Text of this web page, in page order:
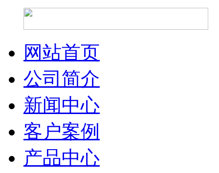
网站首页
公司简介
新闻中心
客户案例
产品中心